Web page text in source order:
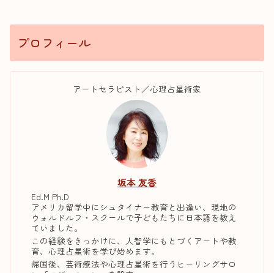
プロフィール
アートセラピスト／心理占星術家
坂本 友香
Ed.M Ph.D
アメリカ留学中にシュタイナー教育と出逢い、現地の
ウォルドルフ・スクールで子どもたちに日本語を教え
ていました。
この経験をきっかけに、人智学にもとづくアートや教
育、心理占星術を学び始めます。
帰国後、芸術療法や心理占星術を行うヒーリングサロ